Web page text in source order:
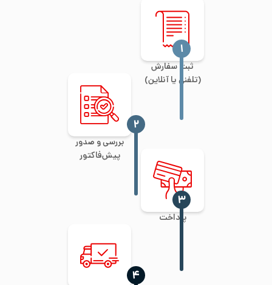
ثبت سفارش
(تلفنی یا آنلاین)
‍۱
بررسی و صدور
پیش‌فاکتور
‍۲
پرداخت
‍۳
‍۴